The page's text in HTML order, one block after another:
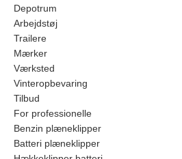
Depotrum
Arbejdstøj
Trailere
Mærker
Værksted
Vinteropbevaring
Tilbud
For professionelle
Benzin plæneklipper
Batteri plæneklipper